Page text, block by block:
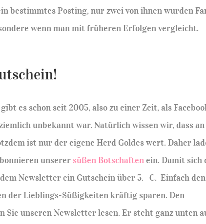
bestimmtes Posting, nur zwei von ihnen wurden
wenn man mit früheren Erfolgen vergleicht.
es schon seit 2005, also zu einer Zeit, als
unbekannt war. Natürlich wissen wir, dass an
ist nur der eigene Herd Goldes wert. Daher
unserer süßen Botschaftenein. Damit sich
Newsletter ein Gutschein über 5.- €. Einfach den
der Lieblings-Süßigkeiten kräftig sparen. Den
Sie unseren Newsletter lesen. Er steht ganz unten